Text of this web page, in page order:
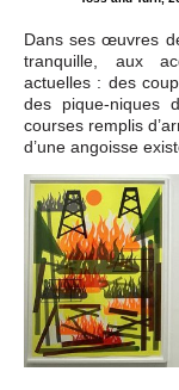
Dans ses œuvres
tranquille, aux
actuelles : des
des pique-niques
courses remplis
d’une angoisse